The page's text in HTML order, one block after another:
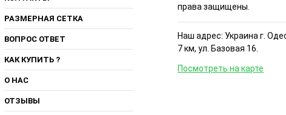
РАЗМЕРНАЯ СЕТКА
ВОПРОС ОТВЕТ
КАК КУПИТЬ ?
О НАС
ОТЗЫВЫ
права защищены.
Наш адрес: Украина г.
7 км, ул. Базовая 16.
Посмотреть на карте